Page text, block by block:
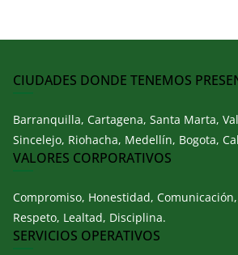
CIUDADES DONDE TENEMOS
Barranquilla, Cartagena, Santa Marta,
Sincelejo, Riohacha, Medellín, Bogota,
VALORES CORPORATIVOS
Compromiso, Honestidad,
Respeto, Lealtad, Disciplina.
SERVICIOS OPERATIVOS